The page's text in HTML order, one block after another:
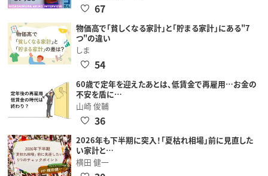
67
物価高で「貧しくなる家計」と「貯まる家計」にある"7
つ"の違い
しま
54
60歳で定年を迎えたあとは、低賃金で再雇用…お金の
不安を盾に…
山崎 俊輔
36
2026年も下半期に突入！「夏枯れ相場」前に見直した
い家計と…
横田 健一